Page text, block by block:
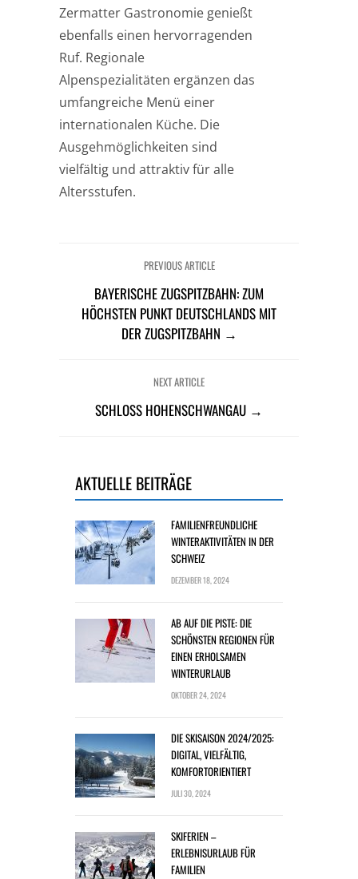
Zermatter Gastronomie genießt
ebenfalls einen hervorragenden
Ruf. Regionale
Alpenspezialitäten ergänzen das
umfangreiche Menü einer
internationalen Küche. Die
Ausgehmöglichkeiten sind
vielfältig und attraktiv für alle
Altersstufen.
PREVIOUS ARTICLE
BAYERISCHE ZUGSPITZBAHN: ZUM
HÖCHSTEN PUNKT DEUTSCHLANDS MIT
DER ZUGSPITZBAHN →
NEXT ARTICLE
SCHLOSS HOHENSCHWANGAU →
AKTUELLE BEITRÄGE
FAMILIENFREUNDLICHE
WINTERAKTIVITÄTEN IN DER
SCHWEIZ
DEZEMBER 18, 2024
AB AUF DIE PISTE: DIE
SCHÖNSTEN REGIONEN FÜR
EINEN ERHOLSAMEN
WINTERURLAUB
OKTOBER 24, 2024
DIE SKISAISON 2024/2025:
DIGITAL, VIELFÄLTIG,
KOMFORTORIENTIERT
JULI 30, 2024
SKIFERIEN –
ERLEBNISURLAUB FÜR
FAMILIEN